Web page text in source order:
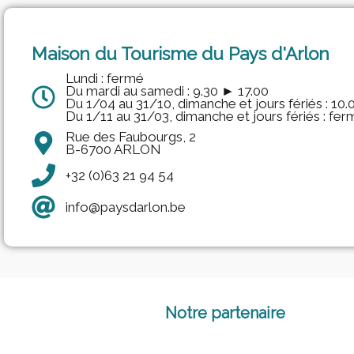
Maison du Tourisme du Pays d'Arlon
Lundi : fermé
Du mardi au samedi : 9.30 ► 17.00
Du 1/04 au 31/10, dimanche et jours fériés :
Du 1/11 au 31/03, dimanche et jours fériés :
Rue des Faubourgs, 2
B-6700 ARLON
+32 (0)63 21 94 54
info@paysdarlon.be
Notre partenaire